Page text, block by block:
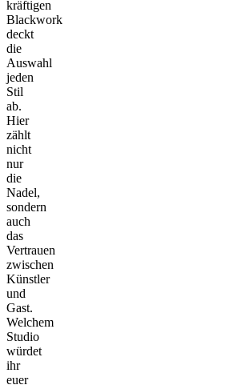
kräftigen
Blackwork
deckt
die
Auswahl
jeden
Stil
ab.
Hier
zählt
nicht
nur
die
Nadel,
sondern
auch
das
Vertrauen
zwischen
Künstler
und
Gast.
Welchem
Studio
würdet
ihr
euer